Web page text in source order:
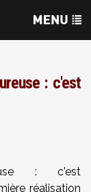
: c'est
: c'est
réalisation